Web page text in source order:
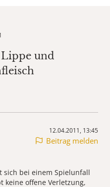
Lippe und
12.04.2011, 13:45
Beitrag melden
sich bei einem Spielunfall
keine offene Verletzung,